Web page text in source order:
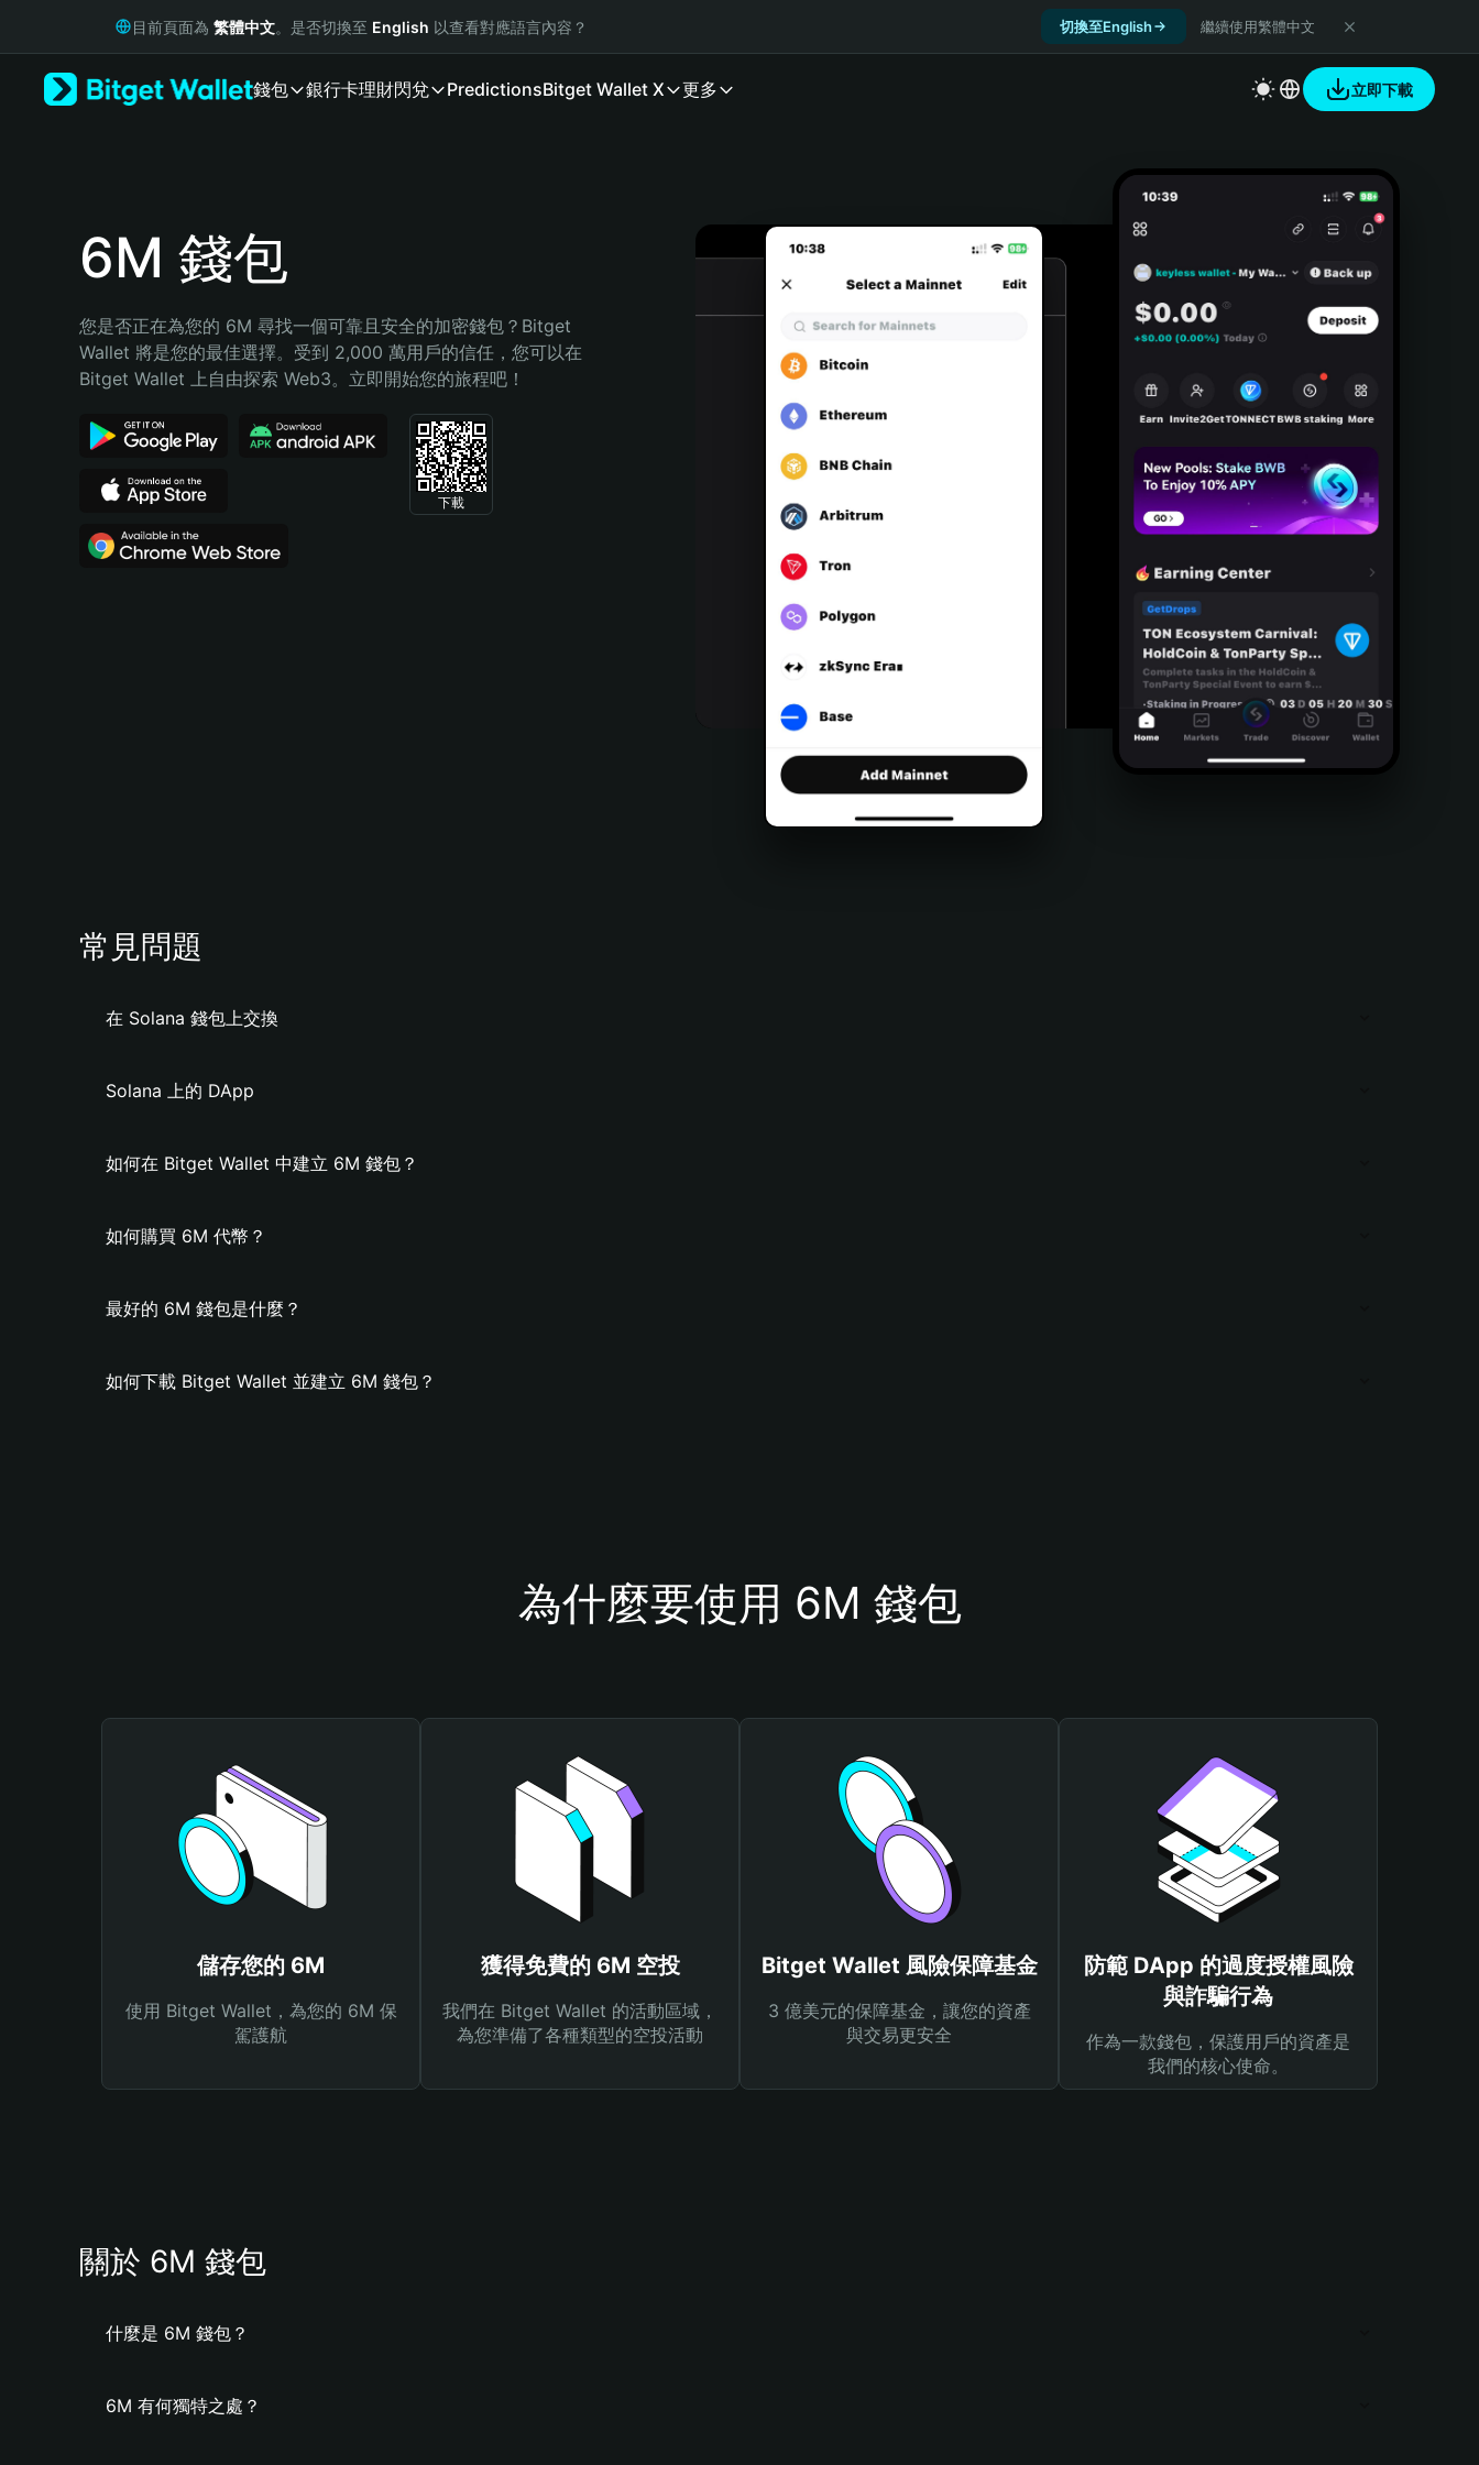
Русский
Bahasa Indonesia
Español (Argentina)
目前頁面為 繁體中文。是否切換至 English 以查看對應語言內容？ 切換至English 繼續使用繁體中文
錢包 銀行卡理財閃兌 PredictionsBitget Wallet X 更多 立即下載
6M 錢包
您是否正在為您的 6M 尋找一個可靠且安全的加密錢包？Bitget
Wallet 將是您的最佳選擇。受到 2,000 萬用戶的信任，您可以在
Bitget Wallet 上自由探索 Web3。立即開始您的旅程吧！
下載
常見問題
在 Solana 錢包上交換
Solana 上的 DApp
如何在 Bitget Wallet 中建立 6M 錢包？
如何購買 6M 代幣？
最好的 6M 錢包是什麼？
如何下載 Bitget Wallet 並建立 6M 錢包？
為什麼要使用 6M 錢包
儲存您的 6M
使用 Bitget Wallet，為您的 6M 保
駕護航
獲得免費的 6M 空投
我們在 Bitget Wallet 的活動區域，
為您準備了各種類型的空投活動
Bitget Wallet 風險保障基金
3 億美元的保障基金，讓您的資產
與交易更安全
防範 DApp 的過度授權風險
與詐騙行為
作為一款錢包，保護用戶的資產是
我們的核心使命。
關於 6M 錢包
什麼是 6M 錢包？
6M 有何獨特之處？